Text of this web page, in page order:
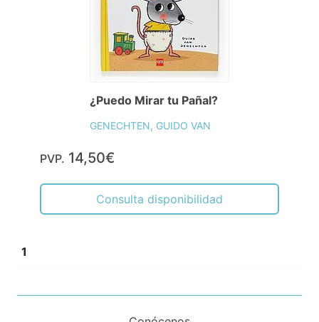
¿Puedo Mirar tu Pañal?
GENECHTEN, GUIDO VAN
PVP. 14,50€
Consulta disponibilidad
1